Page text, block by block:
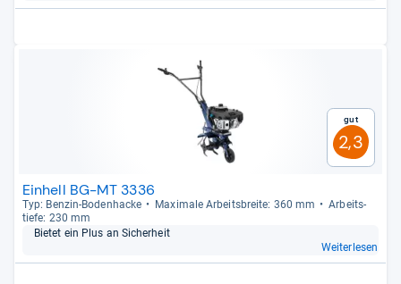
Gut
2,3
Einhell BG-MT 3336
Typ: Ben­zin-​Boden­ha­cke Maxi­male Arbeits­breite: 360 mm
Arbeit­s­
tiefe: 230 mm
Bie­tet ein Plus an Sicher­heit
Weiterlesen